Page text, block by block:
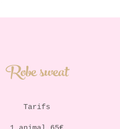
Robe sweat
Tarifs